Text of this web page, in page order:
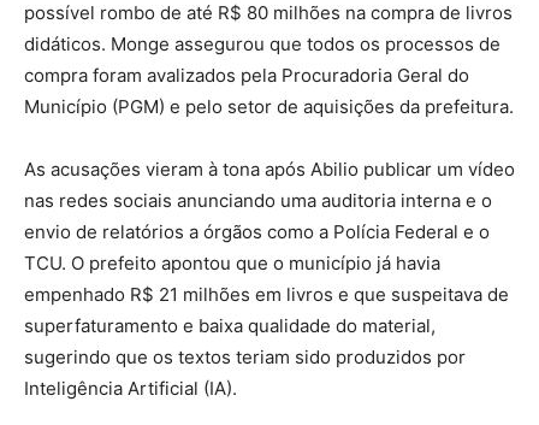
possível rombo de até R$ 80 milhões na compra de livros
didáticos. Monge assegurou que todos os processos de
compra foram avalizados pela Procuradoria Geral do
Município (PGM) e pelo setor de aquisições da prefeitura.
As acusações vieram à tona após Abilio publicar um vídeo
nas redes sociais anunciando uma auditoria interna e o
envio de relatórios a órgãos como a Polícia Federal e o
TCU. O prefeito apontou que o município já havia
empenhado R$ 21 milhões em livros e que suspeitava de
superfaturamento e baixa qualidade do material,
sugerindo que os textos teriam sido produzidos por
Inteligência Artificial (IA).